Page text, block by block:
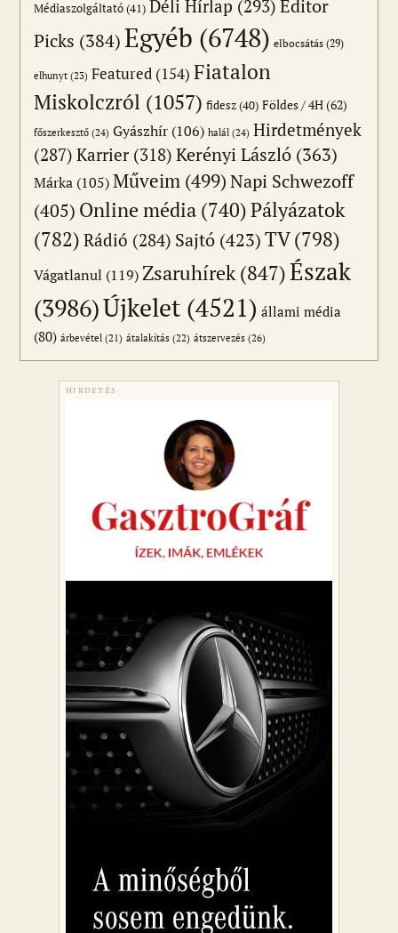
Médiaszolgáltató(41) Déli Hírlap (293) Editor
Picks (384)Egyéb (6748) elbocsátás (29)
elhunyt (23) Featured (154) Fiatalon
Miskolczról (1057) fidesz(40) Földes / 4H(62)
főszerkesztő (24) Gyászhír (106) halál (24) Hirdetmények
(287) Karrier(318) Kerényi László (363)
Márka (105) Műveim (499)Napi Schwezoff
(405) Online média (740)Pályázatok
(782) Rádió (284) Sajtó (423)TV(798)
Vágatlanul (119)Zsaruhírek(847)Észak
(3986)Újkelet (4521) állami média
(80) árbevétel (21) átalakítás (22) átszervezés (26)
HIRDETÉS